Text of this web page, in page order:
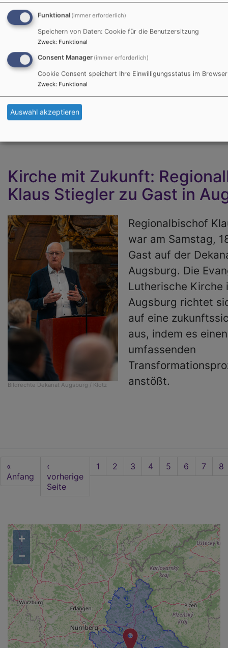
Bildrechte PCFF
Forum (PCFF).
und
Kinder im Konflikt verloren haben. Sie
statt weiteres Leid.
Kirche mit Zukunft:
Klaus Stiegler zu Gast in
Bildrechte Dekanat Augsburg / Klotz
Regionalbischof
war am Samstag,
Gast auf der
Augsburg. Die
Lutherische Kirche
Augsburg richtet
auf eine
aus, indem es einen
umfassenden
anstößt.
Seitennummerierung
First
page
«
Anfang
Vorherige
Seite
‹
vorherige
Seite
Seite
1
Aktuelle
2 Seite
3 Seite
4 Seite
5 Seite
6 Seite
7 8
+
−
Funktional (immer erforderlich)
Speichern von Daten: Cookie für die Benutzersitzung
Zweck: Funktional
Consent Manager (immer erforderlich)
Cookie Consent speichert Ihre Einwilligungsstatus im Browser
Zweck: Funktional
Auswahl akzeptieren